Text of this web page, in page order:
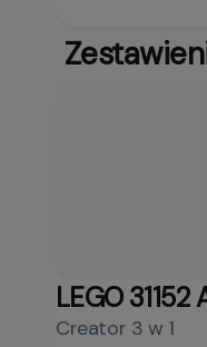
LEGO
Creator 3 w 1